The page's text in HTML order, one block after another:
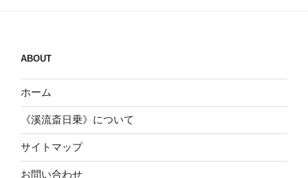
ABOUT
ホーム
《溪流斎日乗》について
サイトマップ
お問い合わせ